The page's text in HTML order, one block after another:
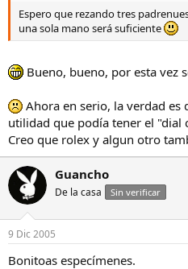
Espero que rezando tres
una sola mano será suficiente
Bueno, bueno, por esta vez
Ahora en serio, la verdad es
utilidad que podía tener el "dial
Creo que rolex y algun otro
Guancho
De la casa Sin verificar
9 Dic 2005
Bonitoas especímenes.